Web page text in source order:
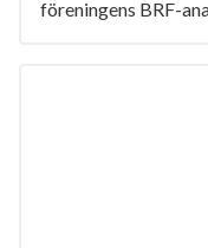
föreningens BRF-